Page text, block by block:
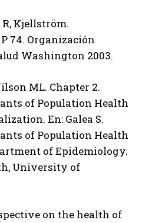
R, Kjellström.
74. Organización
Washington 2003.
ML. Chapter 2.
of Population Health
En: Galea S.
of Population Health
of Epidemiology.
University of
on the health of